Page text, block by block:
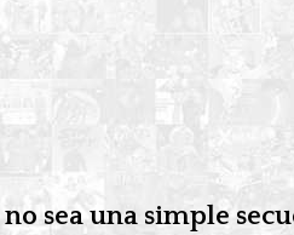
sea una simple